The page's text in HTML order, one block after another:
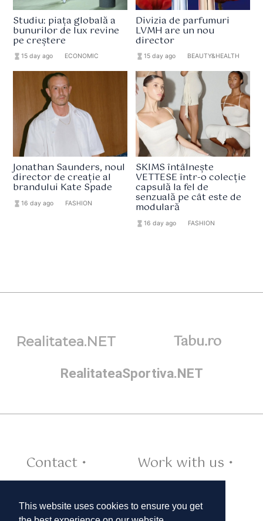
This website uses cookies to ensure you get
Studiu: piața globală a
bunurilor de lux revine
pe creștere
hourglass_full15 day ago ECONOMIC
Divizia de parfumuri
LVMH are un nou
director
hourglass_full 15 day ago BEAUTY&HEALTH
Jonathan Saunders, noul
director de creație al
brandului Kate Spade
hourglass_full16 day ago FASHION
SKIMS întâlnește
VETTESE într-o colecție
capsulă la fel de
senzuală pe cât este de
modulară
hourglass_full 16 day ago FASHION
Realitatea.NET Tabu.ro
RealitateaSportiva.NET
Contact •
Work with us •
Cookies •